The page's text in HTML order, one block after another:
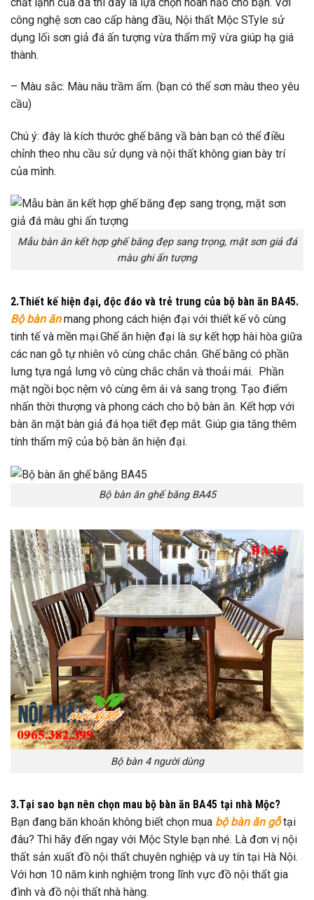
công nghệ sơn cao cấp hàng đầu, Nội thất Mộc STyle sử
dụng lối sơn giả đá ấn tượng vừa thẩm mỹ vừa giúp hạ giá
thành.
– Màu sắc: Màu nâu trầm ấm. (bạn có thể sơn màu theo yêu
cầu)
Chú ý: đây là kích thước ghế băng vầ bàn bạn có thể điều
chỉnh theo nhu cầu sử dụng và nội thất không gian bày trí
của mình.
Mẫu bàn ăn kết hợp ghế băng đẹp sang trọng, mặt sơn giả đá
màu ghi ấn tượng
2.Thiết kế hiện đại, độc đáo và trẻ trung của bộ bàn ăn BA45.
Bộ bàn ănmang phong cách hiện đại với thiết kế vô cùng
tinh tế và mền mại.Ghế ăn hiện đại là sự kết hợp hài hòa giữa
các nan gỗ tự nhiên vô cùng chắc chắn. Ghế băng có phần
lưng tựa ngả lưng vô cùng chắc chắn và thoải mái. Phần
mặt ngồi bọc nệm vô cùng êm ái và sang trọng. Tạo điểm
nhấn thời thượng và phong cách cho bộ bàn ăn. Kết hợp với
bàn ăn mặt bàn giả đá họa tiết đẹp mắt. Giúp gia tăng thêm
tính thẩm mỹ của bộ bàn ăn hiện đại.
Bộ bàn ăn ghế băng BA45
Bộ bàn 4 người dùng
3.Tại sao bạn nên chọn mau bộ bàn ăn BA45 tại nhà Mộc?
Bạn đang băn khoăn không biết chọn mua bộ bàn ăn gỗtại
đâu? Thì hãy đến ngay với Mộc Style bạn nhé. Là đơn vị nội
thất sản xuất đồ nội thất chuyên nghiệp và uy tín tại Hà Nội.
Với hơn 10 năm kinh nghiệm trong lĩnh vực đồ nội thất gia
đình và đồ nội thất nhà hàng.